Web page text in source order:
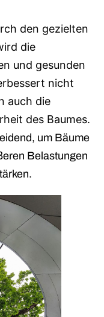
den gezielten
die
und gesunden
nicht
auch die
des Baumes.
um Bäume
Belastungen